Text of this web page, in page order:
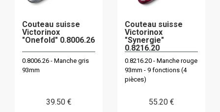
Couteau suisse
Victorinox
"Onefold" 0.8006.26
0.8006.26 - Manche gris
93mm
39.50 €
Couteau suisse
Victorinox
"Synergie"
0.8216.20
0.8216.20 - Manche rouge
93mm - 9 fonctions (4
pièces)
55.20 €